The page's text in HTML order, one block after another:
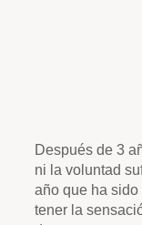
Después de 3
ni la voluntad
año que ha
tener la